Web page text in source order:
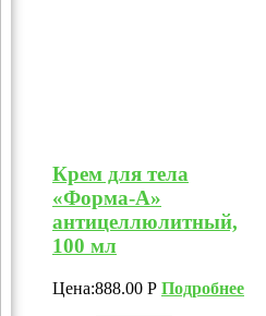
Крем для тела
«Форма-А»
антицеллюлитный,
100 мл
Цена:888.00 Р Подробнее